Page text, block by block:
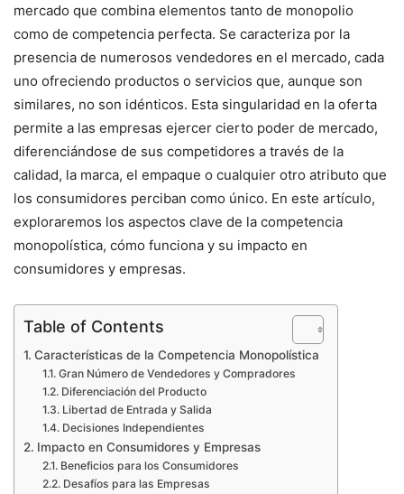
mercado que combina elementos tanto de monopolio
como de competencia perfecta. Se caracteriza por la
presencia de numerosos vendedores en el mercado, cada
uno ofreciendo productos o servicios que, aunque son
similares, no son idénticos. Esta singularidad en la oferta
permite a las empresas ejercer cierto poder de mercado,
diferenciándose de sus competidores a través de la
calidad, la marca, el empaque o cualquier otro atributo que
los consumidores perciban como único. En este artículo,
exploraremos los aspectos clave de la competencia
monopolística, cómo funciona y su impacto en
consumidores y empresas.
Table of Contents
Características de la Competencia Monopolística
Gran Número de Vendedores y Compradores
Diferenciación del Producto
Libertad de Entrada y Salida
Decisiones Independientes
Impacto en Consumidores y Empresas
Beneficios para los Consumidores
Desafíos para las Empresas